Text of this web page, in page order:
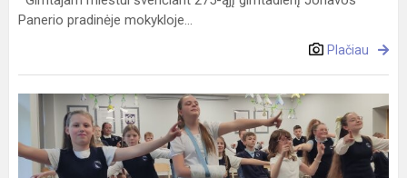
Panerio pradinėje mokykloje...
Plačiau
4a
klasės
šventė
"Sudie,